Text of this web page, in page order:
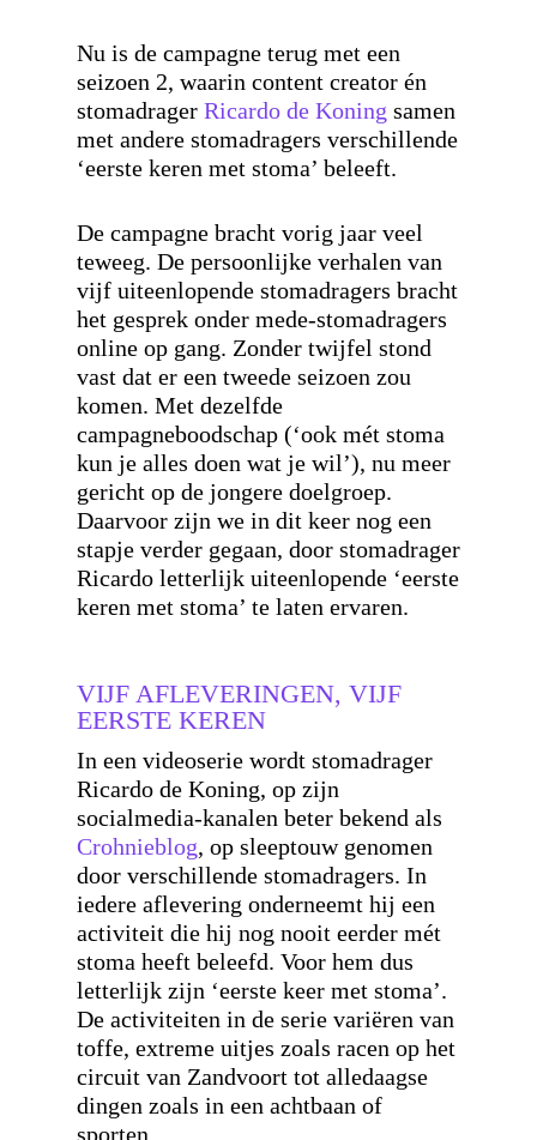
Nu is de campagne terug met een
seizoen 2, waarin content creator én
stomadrager Ricardo de Koning samen
met andere stomadragers verschillende
‘eerste keren met stoma’ beleeft.
De campagne bracht vorig jaar veel
teweeg. De persoonlijke verhalen van
vijf uiteenlopende stomadragers bracht
het gesprek onder mede-stomadragers
online op gang. Zonder twijfel stond
vast dat er een tweede seizoen zou
komen. Met dezelfde
campagneboodschap (‘ook mét stoma
kun je alles doen wat je wil’), nu meer
gericht op de jongere doelgroep.
Daarvoor zijn we in dit keer nog een
stapje verder gegaan, door stomadrager
Ricardo letterlijk uiteenlopende ‘eerste
keren met stoma’ te laten ervaren.
VIJF AFLEVERINGEN, VIJF
EERSTE KEREN
In een videoserie wordt stomadrager
Ricardo de Koning, op zijn
socialmedia-kanalen beter bekend als
Crohnieblog, op sleeptouw genomen
door verschillende stomadragers. In
iedere aflevering onderneemt hij een
activiteit die hij nog nooit eerder mét
stoma heeft beleefd. Voor hem dus
letterlijk zijn ‘eerste keer met stoma’.
De activiteiten in de serie variëren van
toffe, extreme uitjes zoals racen op het
circuit van Zandvoort tot alledaagse
dingen zoals in een achtbaan of
sporten.